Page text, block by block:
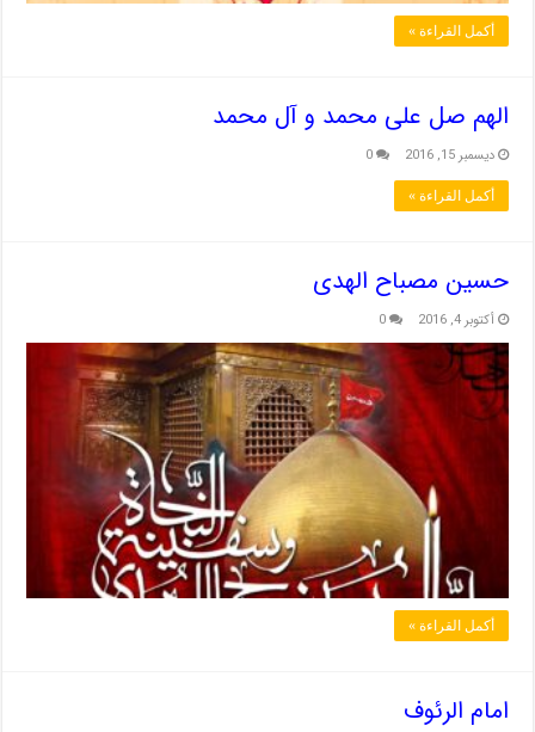
أكمل القراءة »
الهم صل علی محمد و آل محمد
ديسمبر 15, 2016 0
أكمل القراءة »
حسین مصباح الهدی
أكتوبر 4, 2016 0
أكمل القراءة »
امام الرئوف